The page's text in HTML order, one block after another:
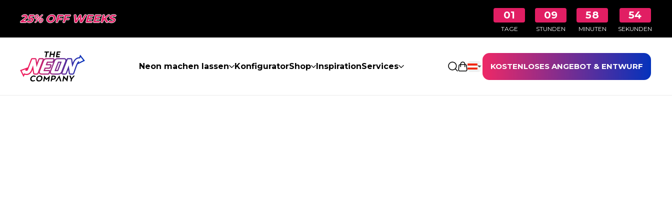
25% OFF WEEKS 01
TAGE
09
STUNDEN
58
MINUTEN
54
SEKUNDEN
Neon machen lassen KonfiguratorShop InspirationServices Einkaufswagen öffnen
KOSTENLOSES ANGEBOT & ENTWURF